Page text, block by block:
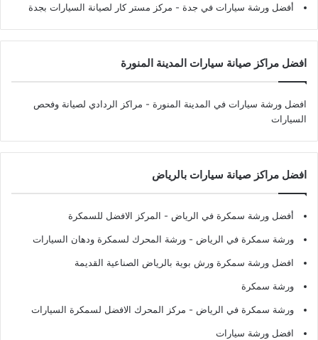
أفضل ورشة سيارات في جدة - مركز مستر كار لصيانة السيارات بجدة
افضل مراكز صيانة سيارات المدينة المنورة
افضل ورشة سيارات في المدينة المنورة - مراكز الردادي لصيانة وفحص
السيارات
افضل مراكز صيانة سيارات بالرياض
أفضل ورشة سمكرة في الرياض - المركز الافضل للسمكرة
ورشة سمكرة في الرياض - ورشة المحرك لسمكرة ودهان السيارات
افضل ورشة سمكرة ورش بوية بالرياض الصناعية القديمة
ورشة سمكرة
ورشة سمكرة في الرياض - مركز المحرك الافضل لسمكرة السيارات
افضل ورشة سيارات